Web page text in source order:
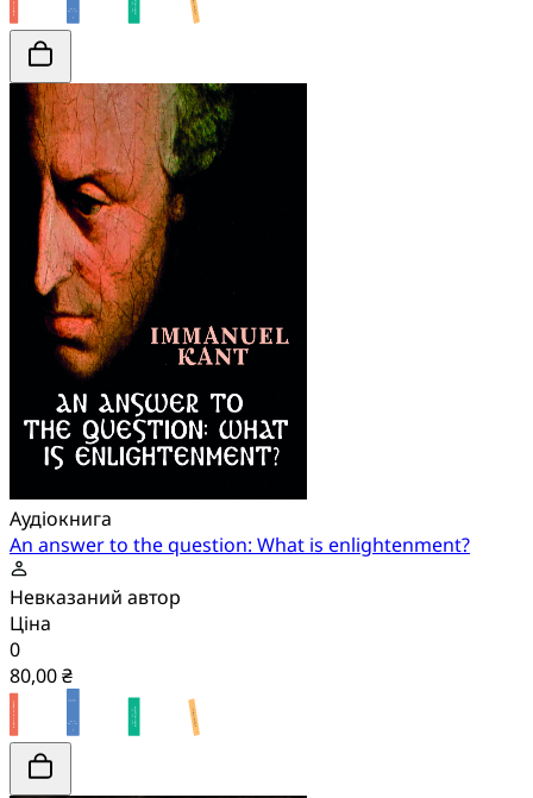
Аудіокнига
An answer to the question: What is enlightenment?
Невказаний автор
Ціна
0
80,00 ₴